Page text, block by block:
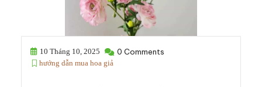
10 Tháng 10, 2025 0 Comments
hướng dẫn mua hoa giả